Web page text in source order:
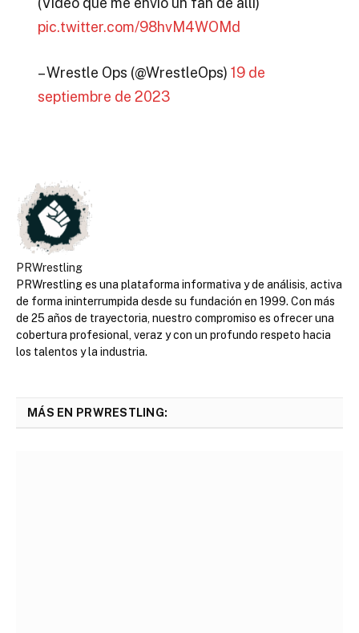
pic.twitter.com/98hvM4WOMd
– Wrestle Ops (@WrestleOps) 19 de
septiembre de 2023
PRWrestling
PRWrestling es una plataforma informativa y de análisis, activa
de forma ininterrumpida desde su fundación en 1999. Con más
de 25 años de trayectoria, nuestro compromiso es ofrecer una
cobertura profesional, veraz y con un profundo respeto hacia
los talentos y la industria.
MÁS EN PRWRESTLING: